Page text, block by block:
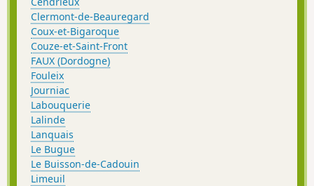
Clermont-de-Beauregard
Coux-et-Bigaroque
Couze-et-Saint-Front
FAUX (Dordogne)
Fouleix
Journiac
Labouquerie
Lalinde
Lanquais
Le Bugue
Le Buisson-de-Cadouin
Limeuil